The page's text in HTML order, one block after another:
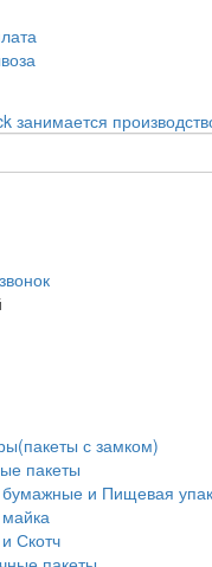
с замком)
пакеты
и Пищевая
Скотч